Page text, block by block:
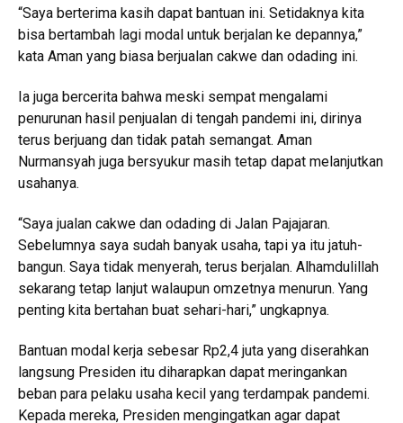
“Saya berterima kasih dapat bantuan ini. Setidaknya kita
bisa bertambah lagi modal untuk berjalan ke depannya,”
kata Aman yang biasa berjualan cakwe dan odading ini.
Ia juga bercerita bahwa meski sempat mengalami
penurunan hasil penjualan di tengah pandemi ini, dirinya
terus berjuang dan tidak patah semangat. Aman
Nurmansyah juga bersyukur masih tetap dapat melanjutkan
usahanya.
“Saya jualan cakwe dan odading di Jalan Pajajaran.
Sebelumnya saya sudah banyak usaha, tapi ya itu jatuh-
bangun. Saya tidak menyerah, terus berjalan. Alhamdulillah
sekarang tetap lanjut walaupun omzetnya menurun. Yang
penting kita bertahan buat sehari-hari,” ungkapnya.
Bantuan modal kerja sebesar Rp2,4 juta yang diserahkan
langsung Presiden itu diharapkan dapat meringankan
beban para pelaku usaha kecil yang terdampak pandemi.
Kepada mereka, Presiden mengingatkan agar dapat